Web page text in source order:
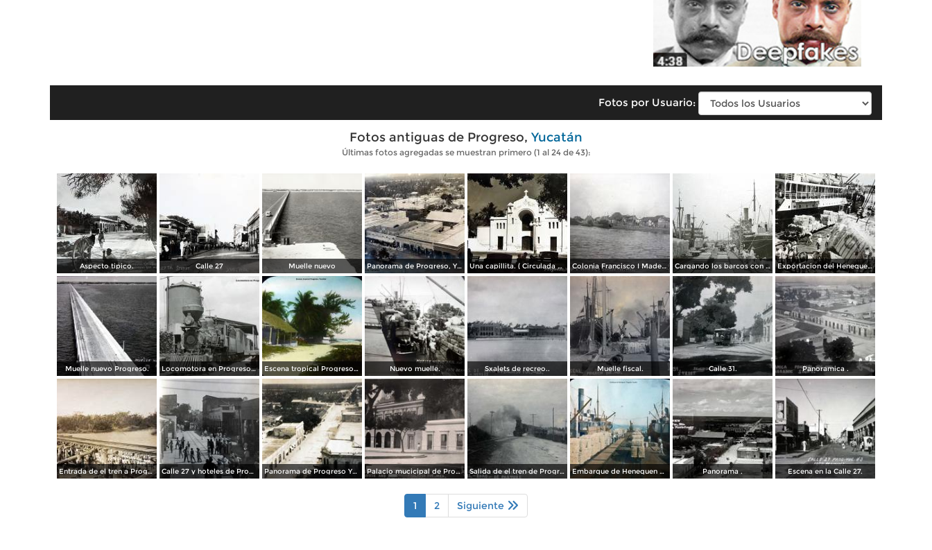
Fotos por Usuario:
Fotos antiguas de Progreso, Yucatán
Últimas fotos agregadas se muestran primero (1 al 24 de 43):
Aspecto tipico. Calle 27 Muelle nuevo Panorama de Progreso, Yucatán ( Circulada el 18 de Diciembre de 1912 ). Una capillita. ( Circulada el 30 de Octubre de 1951 ). Colonia Francisco I Madero foto Leonardo. Cargando los barcos con Henequen ( Fechada en 1925 ). Exportacion del Henequen.
Muelle nuevo Progreso. Locomotora en Progreso Yucatan. Escena tropical Progreso, Yucatán. Nuevo muelle. Sxalets de recreo.. Muelle fiscal. Calle 31. Panoramica .
Entrada de el tren a Progreso Yucatan . Calle 27 y hoteles de Progreso Yucatan . Panorama de Progreso Yucatan . Palacio mucicipal de Progreso Yucatan . Salida de el tren de Progreso Yucatan. Embarque de Henequen Progreso Yucatan. Panorama . Escena en la Calle 27.
1 2 Siguiente